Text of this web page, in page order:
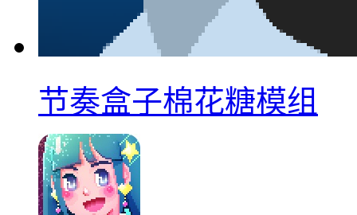
节奏盒子棉花糖模组